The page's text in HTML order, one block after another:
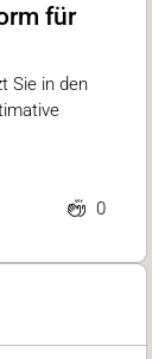
für
Sie in den
0